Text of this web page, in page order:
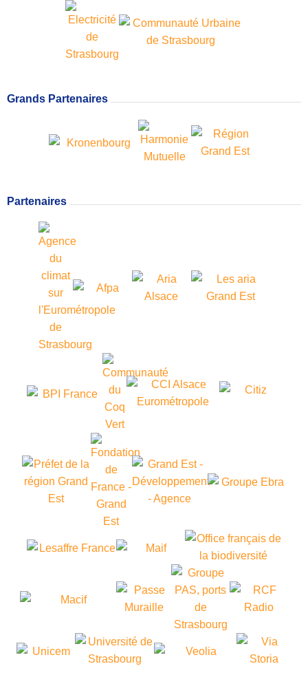
Grands Partenaires
Partenaires